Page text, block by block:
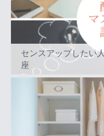
センスアップしたい
座